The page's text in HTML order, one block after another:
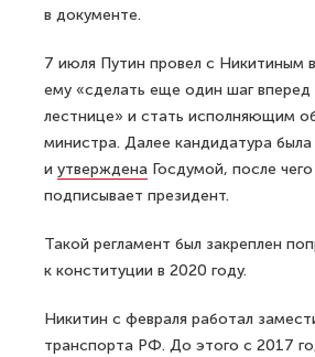
в документе.
7 июля Путин провел с Никитиным
ему «сделать еще один шаг вперед
лестнице» и стать исполняющим
министра. Далее кандидатура
и утверждена Госдумой, после
подписывает президент.
Такой регламент был закреплен
к конституции в 2020 году.
Никитин с февраля работал
транспорта РФ. До этого с 2017